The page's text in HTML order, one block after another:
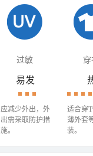
过敏 穿
易发
应减少外出，外
出需采取防护措
施。
适合穿
薄外套
装。